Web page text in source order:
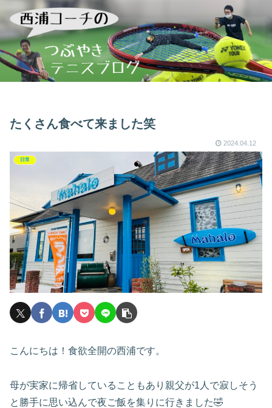
たくさん食べて来ました笑
2024.04.12
日常
こんにちは！食欲全開の西浦です。
母が実家に帰省していることもあり親父が1人で寂しそう
と勝手に思い込んで夜ご飯を集りに行きました🤣